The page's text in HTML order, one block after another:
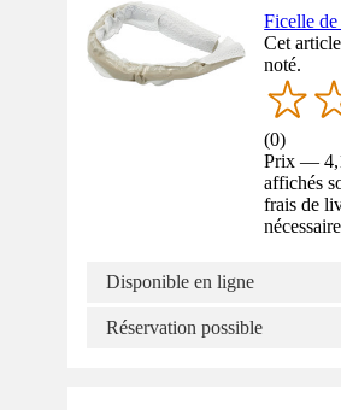
Ficelle de
Cet
noté.
(0)
Prix —
affichés
frais de
Disponible en ligne
Réservation possible